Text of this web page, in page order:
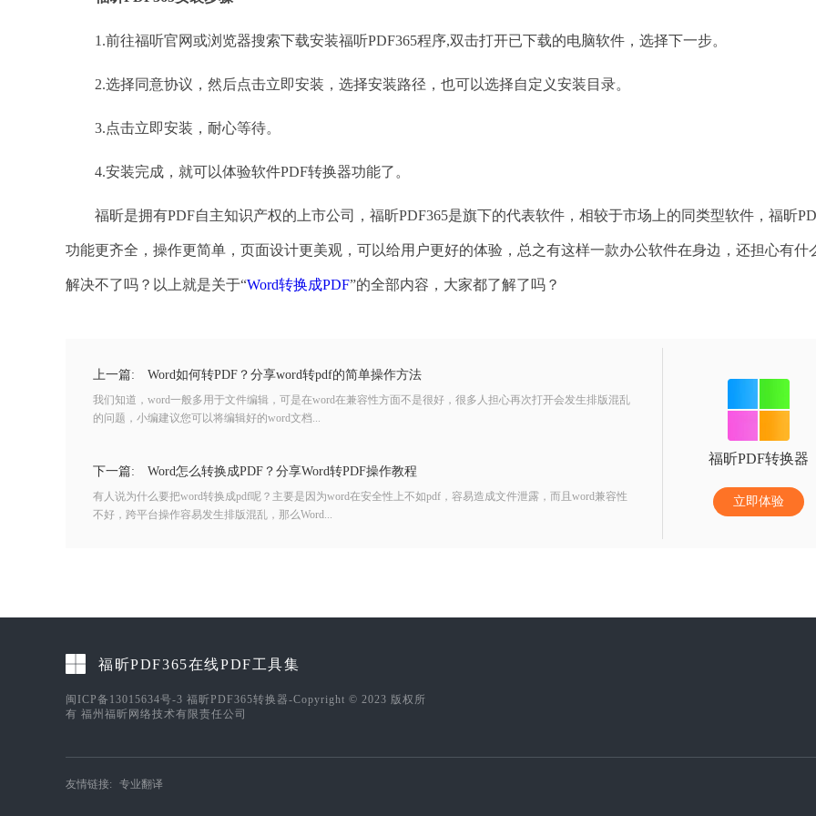
1.前往福听官网或浏览器搜索下载安装福听PDF365程序,双击打开已下载的电脑软件，选择下一步。
2.选择同意协议，然后点击立即安装，选择安装路径，也可以选择自定义安装目录。
3.点击立即安装，耐心等待。
4.安装完成，就可以体验软件PDF转换器功能了。
福昕是拥有PDF自主知识产权的上市公司，福昕PDF365是旗下的代表软件，相较于市场上的同类型软件，福昕
功能更齐全，操作更简单，页面设计更美观，可以给用户更好的体验，总之有这样一款办公软件在身边，还担心有什
解决不了吗？以上就是关于“Word转换成PDF”的全部内容，大家都了解了吗？
上一篇: Word如何转PDF？分享word转pdf的简单操作方法
我们知道，word一般多用于文件编辑，可是在word在兼容性方面不是很好，很多人担心再次打开会发生排版混乱
的问题，小编建议您可以将编辑好的word文档...
下一篇: Word怎么转换成PDF？分享Word转PDF操作教程
有人说为什么要把word转换成pdf呢？主要是因为word在安全性上不如pdf，容易造成文件泄露，而且word兼容性
不好，跨平台操作容易发生排版混乱，那么Word...
福昕PDF转换器
立即体验
福昕PDF365在线PDF工具集
闽ICP备13015634号-3 福昕PDF365转换器-Copyright © 2023 版权所
有 福州福昕网络技术有限责任公司
友情链接: 专业翻译